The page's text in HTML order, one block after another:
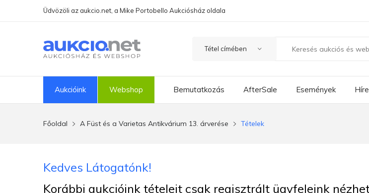
Üdvözöli az aukcio.net, a Mike Portobello Aukciósház oldala
Aukcióink Webshop Bemutatkozás AfterSale Események
Főoldal A Füst és a Varietas Antikvárium 13. árverése Tételek
Kedves Látogatónk!
Korábbi aukcióink tételeit csak regisztrált ügyfeleink